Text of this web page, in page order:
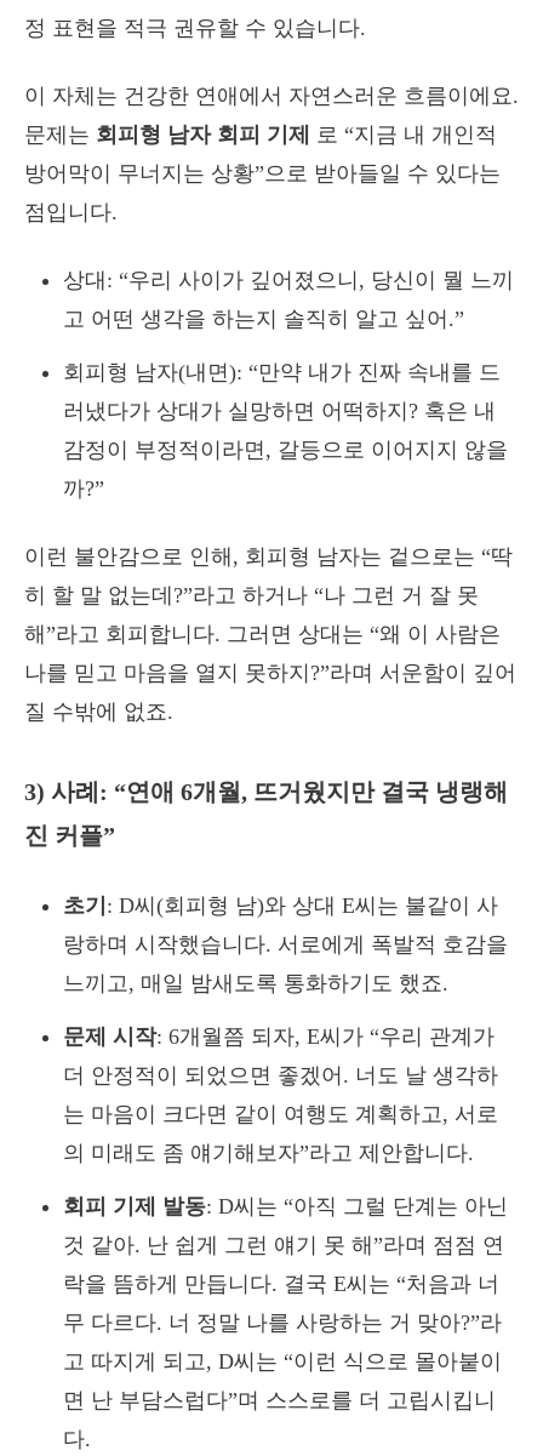
정 표현을 적극 권유할 수 있습니다.
이 자체는 건강한 연애에서 자연스러운 흐름이에요.
문제는 회피형 남자 회피 기제
로 “지금 내 개인적
방어막이 무너지는 상황”으로 받아들일 수 있다는
점입니다.
상대: “우리 사이가 깊어졌으니, 당신이 뭘 느끼
고 어떤 생각을 하는지 솔직히 알고 싶어.”
회피형 남자(내면): “만약 내가 진짜 속내를 드
러냈다가 상대가 실망하면 어떡하지? 혹은 내
감정이 부정적이라면, 갈등으로 이어지지 않을
까?”
이런 불안감으로 인해, 회피형 남자는 겉으로는 “딱
히 할 말 없는데?”라고 하거나 “나 그런 거 잘 못
해”라고 회피합니다. 그러면 상대는 “왜 이 사람은
나를 믿고 마음을 열지 못하지?”라며 서운함이 깊어
질 수밖에 없죠.
3) 사례: “연애 6개월, 뜨거웠지만 결국 냉랭해
진 커플”
초기 : D씨(회피형 남)와 상대 E씨는 불같이 사
랑하며 시작했습니다. 서로에게 폭발적 호감을
느끼고, 매일 밤새도록 통화하기도 했죠.
문제 시작: 6개월쯤 되자, E씨가 “우리 관계가
더 안정적이 되었으면 좋겠어. 너도 날 생각하
는 마음이 크다면 같이 여행도 계획하고, 서로
의 미래도 좀 얘기해보자”라고 제안합니다.
회피 기제 발동: D씨는 “아직 그럴 단계는 아닌
것 같아. 난 쉽게 그런 얘기 못 해”라며 점점 연
락을 뜸하게 만듭니다. 결국 E씨는 “처음과 너
무 다르다. 너 정말 나를 사랑하는 거 맞아?”라
고 따지게 되고, D씨는 “이런 식으로 몰아붙이
면 난 부담스럽다”며 스스로를 더 고립시킵니
다.